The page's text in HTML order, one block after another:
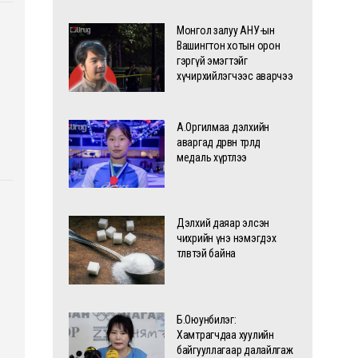
Монгол залуу АНУ-ын
Вашингтон хотын орон
гэргүй эмэгтэйг
хүчирхийлэгчээс аварчээ
А.Оргилмаа дэлхийн
аваргад дөрвөн төрөлд
медаль хүртлээ
Дэлхий даяар элсэн
чихрийн үнэ нэмэгдэх
төлөвтэй байна
Б.Оюунбилэг:
Хамтрагчдаа хуулийн
байгууллагаар далайлгаж